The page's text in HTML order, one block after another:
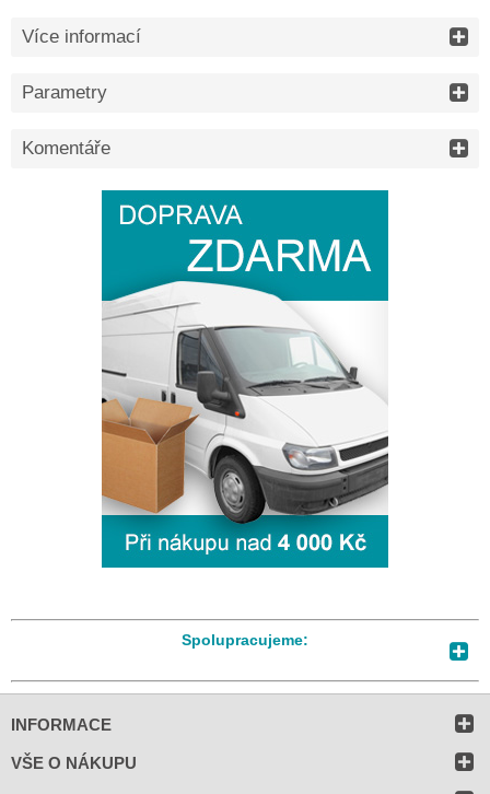
Více informací
Parametry
Komentáře
Spolupracujeme:
INFORMACE
VŠE O NÁKUPU